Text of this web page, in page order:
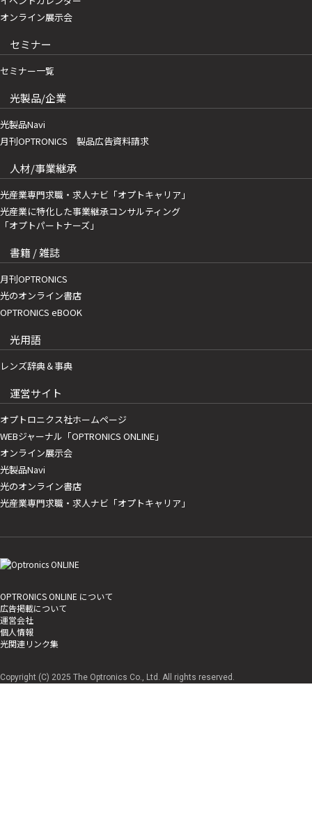
オンライン展示会
セミナー
セミナー一覧
光製品/企業
光製品Navi
月刊OPTRONICS 製品広告資料請求
人材/事業継承
光産業専門求職・求人ナビ「オプトキャリア」
光産業に特化した事業継承コンサルティング
「オプトパートナーズ」
書籍 / 雑誌
月刊OPTRONICS
光のオンライン書店
OPTRONICS eBOOK
光用語
レンズ辞典＆事典
運営サイト
オプトロニクス社ホームページ
WEBジャーナル「OPTRONICS ONLINE」
オンライン展示会
光製品Navi
光のオンライン書店
光産業専門求職・求人ナビ「オプトキャリア」
OPTRONICS ONLINE について
広告掲載について
運営会社
個人情報
光関連リンク集
Copyright (C) 2025 The Optronics Co., Ltd. All rights reserved.